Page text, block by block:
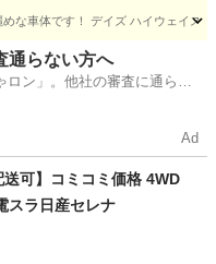
めな車体です！ デイズ ハイウェイ
走行距離
通らない方へ
ロン」。他社の審査に通らな
Ad
送可】コミコミ価格 4WD
スラ日産セレナ